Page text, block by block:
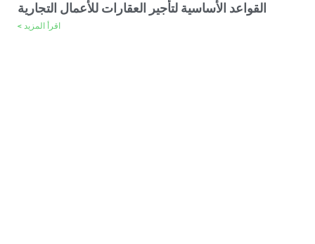
القواعد الأساسية لتأجير العقارات للأعمال التجارية
اقرأ المزيد >